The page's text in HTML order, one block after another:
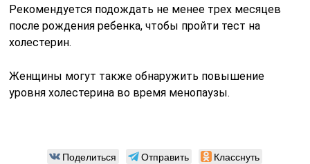
Рекомендуется подождать не менее трех месяцев
после рождения ребенка, чтобы пройти тест на
холестерин.
Женщины могут также обнаружить повышение
уровня холестерина во время менопаузы.
Поделиться Отправить Класснуть